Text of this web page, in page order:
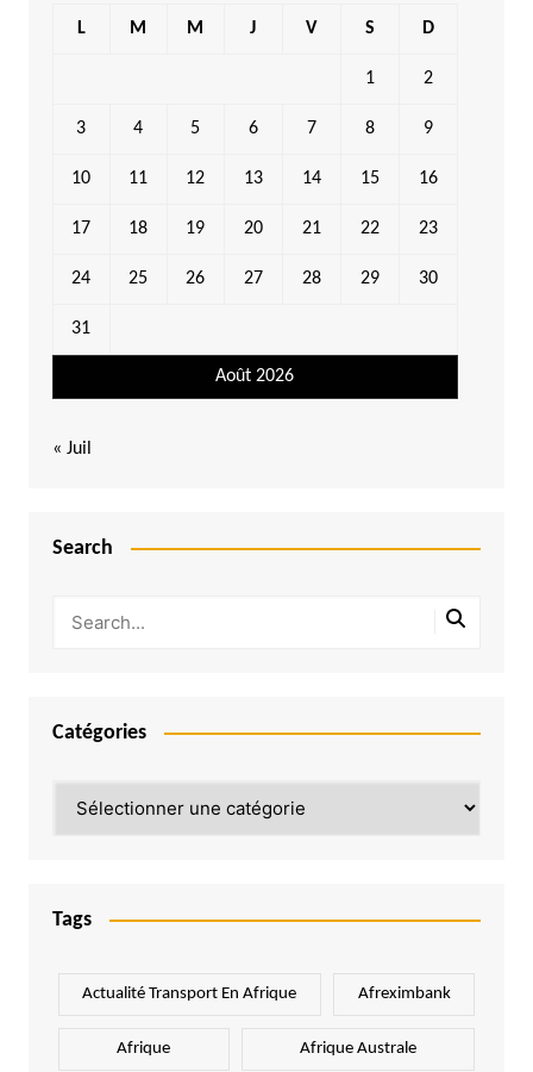
Août 2026
L M M J V S D
1 2
3 4 5 6 7 8 9
10 11 12 13 14 15 16
17 18 19 20 21 22 23
24 25 26 27 28 29 30
31
« Juil
Search
Catégories
Tags
Actualité Transport En Afrique Afreximbank
Afrique Afrique Australe